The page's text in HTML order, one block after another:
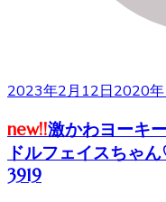
2023年2月12日2020
new!!激かわヨーキ
ドルフェイスちゃ
3919